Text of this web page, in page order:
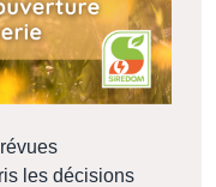
les décisions